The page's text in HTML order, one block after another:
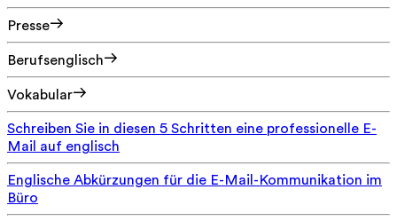
Presse
Berufsenglisch
Vokabular
Schreiben Sie in diesen 5 Schritten eine professionelle E-
Mail auf englisch
Englische Abkürzungen für die E-Mail-Kommunikation im
Büro